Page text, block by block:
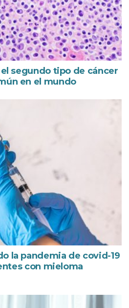
segundo tipo de cáncer
en el mundo
la pandemia de covid-19
con mieloma